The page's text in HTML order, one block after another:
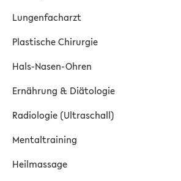
Lungenfacharzt
Plastische Chirurgie
Hals-Nasen-Ohren
Ernährung & Diätologie
Radiologie (Ultraschall)
Mentaltraining
Heilmassage